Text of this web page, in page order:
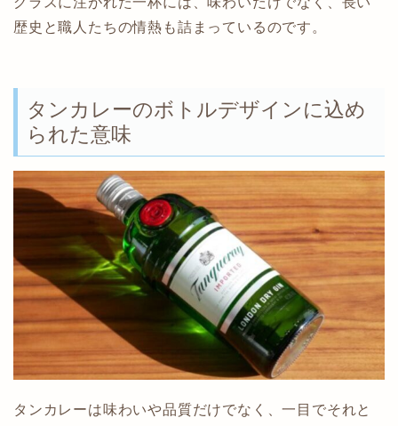
歴史と職人たちの情熱も詰まっているのです。
タンカレーのボトルデザインに込め
られた意味
タンカレーは味わいや品質だけでなく、一目でそれと